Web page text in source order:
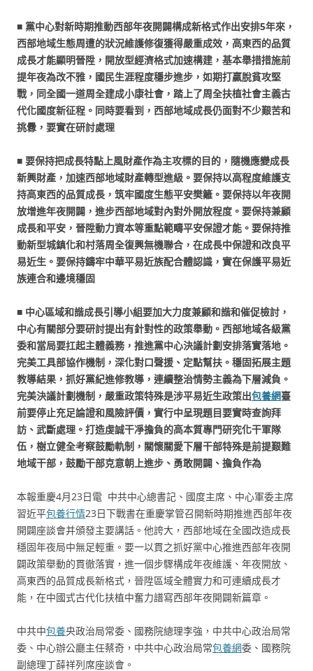
■ 黨中心對新時期推動西部年夜開闢構成新格式作出安排5年來，
西部地域生態周遭的狀況維護修復獲得嚴重成效，高東西的品質
成長才能顯明晉陞，開放型經濟格式加速構建，基本舉措措施前
提年夜為改不雅，國民生涯程度穩步進步，如期打贏脫貧攻堅
戰，同全國一道周全建成小康社會，踏上了周全扶植社會主義古
代化國度新征程。同時要看到，西部地域成長仍面對不少艱苦和
挑釁，要實在研討處理
■ 要保持把成長特點上風財產作為主攻標的目的，隨機應變成長
新興財產，加速西部地域財產轉型進級。要保持以高程度維護支
持高東西的品質成長，筑牢國度生態平安樊籬。要保持以年夜開
放增進年夜開闢，進步西部地域對內對外開放程度。要保持兼顧
成長和平安，晉陞動力資本等重點範疇平安保證才能。要保持推
動新型城鎮化和村落周全復興無機聯合，在成長中保證和改良平
易近生。要保持鑄牢中華平易近族配合體認識，實在保護平易近
族連合和邊境穩固
■ 中心區域和諧成長引導小組要加大力度兼顧和諧和催促檢討，
中心有關部分要研討提出有針對性的政策舉動。西部地域各級黨
委和當局要扛起主體義務，推進黨中心決議計劃安排落實落地。
完美工具部協作機制，深化對口聲援、定點幫扶。穩固拓展主題
教導結果，抓好黨紀進修教導，連續整治情勢主義為下層減負。
完美決議計劃機制，嚴重政策特殊是涉平易近生政策出包養網臺
前要停止充足論證和風險評價，實行中呈現題目要實時查詢拜
訪、武斷處理。打造虔誠干凈擔負的高本質專門研究化干軍隊
伍，樹立健全考察鼓勵軌制，關懷關愛下層干部特殊是前提艱難
地域干部，鼓勵干部克意朝上進步、勇敢開闢、擔負作為
本報重慶4月23日電 中共中心總書記、國度主席、中心軍委主席
習近平包養行情23日下戰書在重慶掌管召開新時期推進西部年夜
開闢座談會并頒發主要講話。他誇大，西部地域在全國改造成長
穩固年夜局中無足輕重。要一以貫之抓好黨中心推進西部年夜開
闢政策舉動的貫徹落實，進一個步驟構成年夜維護、年夜開放、
高東西的品質成長新格式，晉陞區域全體實力和可連續成長才
能，在中國式古代化扶植中奮力譜寫西部年夜開闢新篇章。
中共中包養央政治局常委、國務院總理李強，中共中心政治局常
委、中心辦公廳主任蔡奇，中共中心政治局常包養網委、國務院
副總理丁薛祥列席座談會。